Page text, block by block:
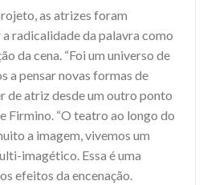
as atrizes foram
radicalidade da palavra como
da cena. “Foi um universo de
a pensar novas formas de
de atriz desde um outro ponto
Firmino. “O teatro ao longo do
a imagem, vivemos um
imagético. Essa é uma
efeitos da encenação.